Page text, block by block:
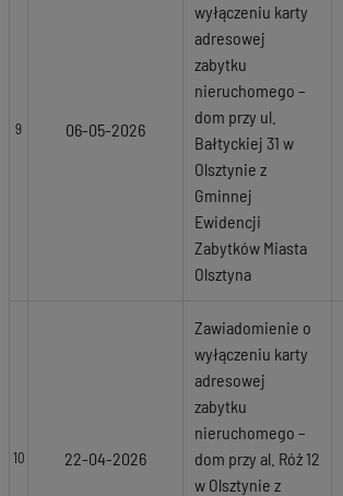
9 06-05-2026
wyłączeniu karty
adresowej
zabytku
nieruchomego –
dom przy ul.
Bałtyckiej 31 w
Olsztynie z
Gminnej
Ewidencji
Zabytków Miasta
Olsztyna
10 22-04-2026
Zawiadomienie o
wyłączeniu karty
adresowej
zabytku
nieruchomego –
dom przy al. Róż 12
w Olsztynie z